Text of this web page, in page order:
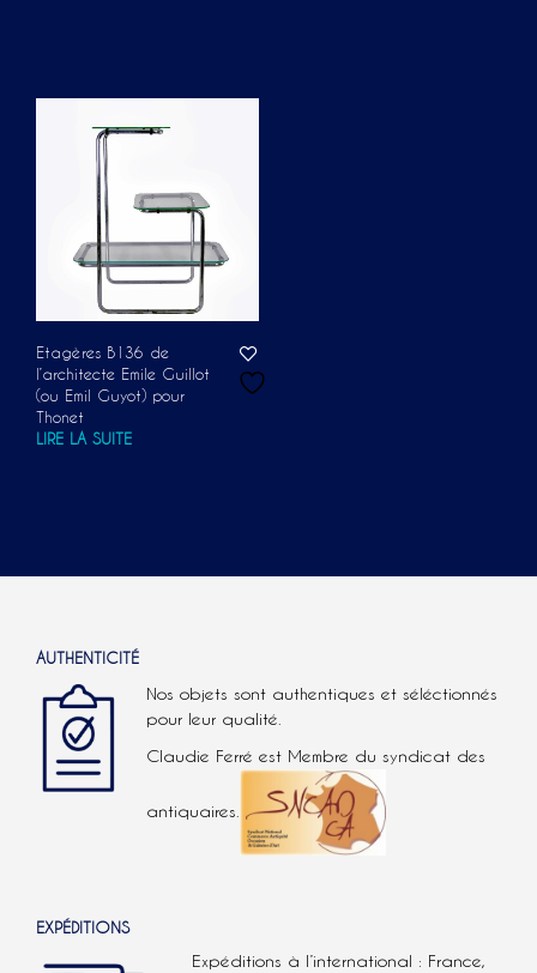
Etagères B136 de
l’architecte Emile Guillot
(ou Emil Guyot) pour
Thonet
LIRE LA SUITE
AUTHENTICITÉ
Nos objets sont authentiques et séléctionnés
pour leur qualité.
Claudie Ferré est Membre du syndicat des
antiquaires.
EXPÉDITIONS
Expéditions à l’international : France,